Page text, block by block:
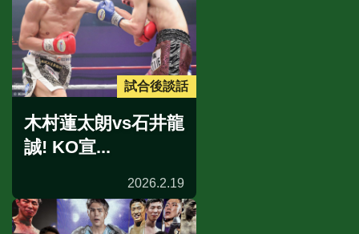
試合後談話
木村蓮太朗vs石井龍
誠! KO宣...
2026.2.19